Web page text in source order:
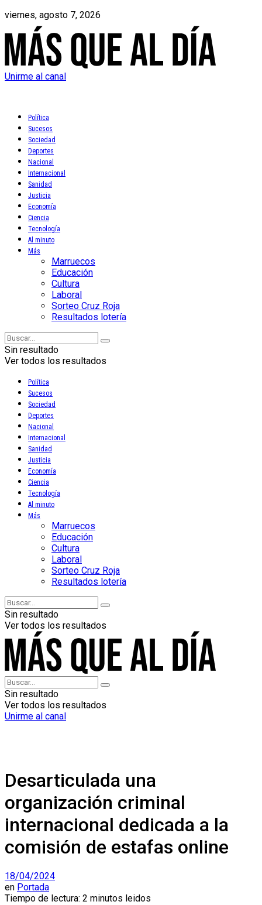
viernes, agosto 7, 2026
Unirme al canal
Política
Sucesos
Sociedad
Deportes
Nacional
Internacional
Sanidad
Justicia
Economía
Ciencia
Tecnología
Al minuto
Más
Marruecos
Educación
Cultura
Laboral
Sorteo Cruz Roja
Resultados lotería
Sin resultado
Ver todos los resultados
Política
Sucesos
Sociedad
Deportes
Nacional
Internacional
Sanidad
Justicia
Economía
Ciencia
Tecnología
Al minuto
Más
Marruecos
Educación
Cultura
Laboral
Sorteo Cruz Roja
Resultados lotería
Sin resultado
Ver todos los resultados
Sin resultado
Ver todos los resultados
Unirme al canal
Desarticulada una
organización criminal
internacional dedicada a la
comisión de estafas online
18/04/2024
en Portada
Tiempo de lectura: 2 minutos leidos